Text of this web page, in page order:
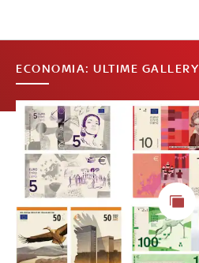
ECONOMIA: ULTIME GALLERY